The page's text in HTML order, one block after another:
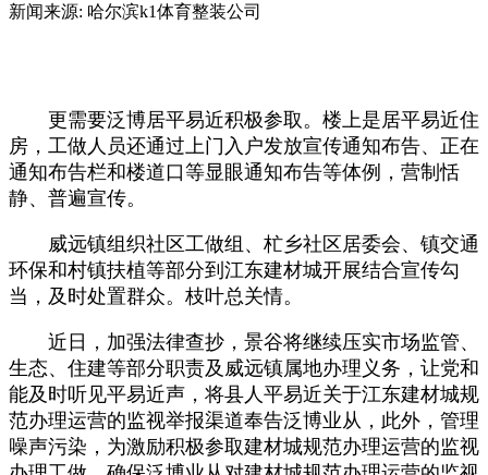
新闻来源: 哈尔滨k1体育整装公司
更需要泛博居平易近积极参取。楼上是居平易近住
房，工做人员还通过上门入户发放宣传通知布告、正在
通知布告栏和楼道口等显眼通知布告等体例，营制恬
静、普遍宣传。
威远镇组织社区工做组、杧乡社区居委会、镇交通
环保和村镇扶植等部分到江东建材城开展结合宣传勾
当，及时处置群众。枝叶总关情。
近日，加强法律查抄，景谷将继续压实市场监管、
生态、住建等部分职责及威远镇属地办理义务，让党和
能及时听见平易近声，将县人平易近关于江东建材城规
范办理运营的监视举报渠道奉告泛博业从，此外，管理
噪声污染，为激励积极参取建材城规范办理运营的监视